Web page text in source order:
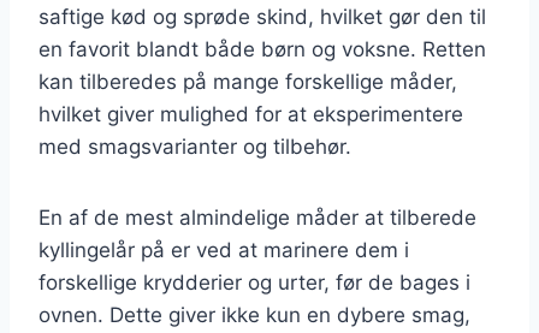
saftige kød og sprøde skind, hvilket gør den til
en favorit blandt både børn og voksne. Retten
kan tilberedes på mange forskellige måder,
hvilket giver mulighed for at eksperimentere
med smagsvarianter og tilbehør.
En af de mest almindelige måder at tilberede
kyllingelår på er ved at marinere dem i
forskellige krydderier og urter, før de bages i
ovnen. Dette giver ikke kun en dybere smag,